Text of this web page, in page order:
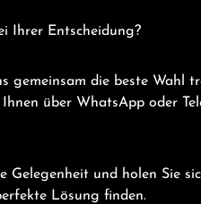
Ihrer Entscheidung?
gemeinsam die beste Wahl
über WhatsApp oder
Gelegenheit und holen Sie
Lösung finden.